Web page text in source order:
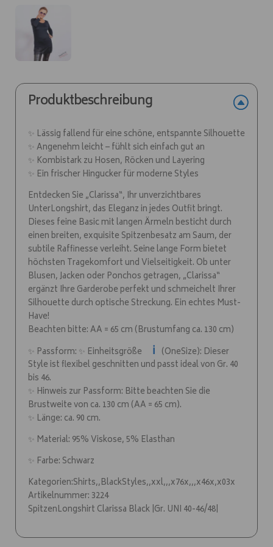
Produktbeschreibung
✨ Lässig fallend für eine schöne, entspannte Silhouette
✨ Angenehm leicht – fühlt sich einfach gut an
✨ Kombistark zu Hosen, Röcken und Layering
✨ Ein frischer Hingucker für moderne Styles
Entdecken Sie „Clarissa“, Ihr unverzichtbares
UnterLongshirt, das Eleganz in jedes Outfit bringt.
Dieses feine Basic mit langen Ärmeln besticht durch
einen breiten, exquisite Spitzenbesatz am Saum, der
subtile Raffinesse verleiht. Seine lange Form bietet
höchsten Tragekomfort und Vielseitigkeit. Ob unter
Blusen, Jacken oder Ponchos getragen, „Clarissa“
ergänzt Ihre Garderobe perfekt und schmeichelt Ihrer
Silhouette durch optische Streckung. Ein echtes Must-
Have!
Beachten bitte: AA = 65 cm (Brustumfang ca. 130 cm)
✨ Passform: ✨ Einheitsgröße
ℹ️ (OneSize): Dieser
Style ist flexibel geschnitten und passt ideal von Gr. 40
bis 46.
✨ Hinweis zur Passform: Bitte beachten Sie die
Brustweite von ca. 130 cm (AA = 65 cm).
✨ Länge: ca. 90 cm.
✨ Material: 95% Viskose, 5% Elasthan
✨ Farbe: Schwarz
Kategorien:Shirts,,BlackStyles,,xxl,,,x76x,,,x46x,x03x
Artikelnummer: 3224
SpitzenLongshirt Clarissa Black |Gr. UNI 40-46/48|